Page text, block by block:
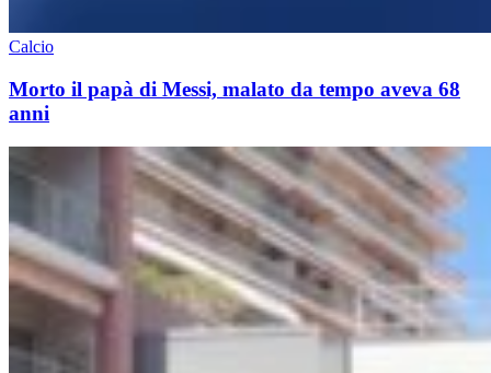
Calcio
Morto il papà di Messi, malato da tempo aveva 68
anni